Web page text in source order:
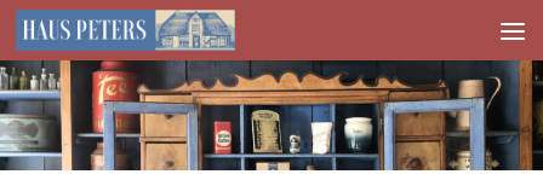
Zum Inhalt springen